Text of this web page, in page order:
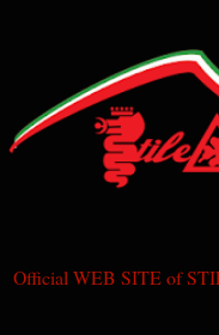
Official WEB SITE of